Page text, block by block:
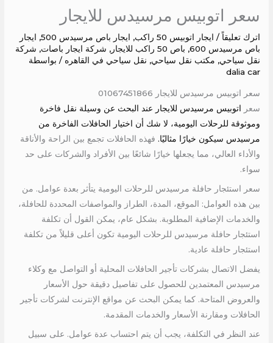
سعر اتوبيس مرسيدس للايجار
اترك تعليقاً / ايجار اتوبيس 50 راكب , ايجار باص مرسيدس 500 , ايجار
باص مرسيدس 600
, باص 50 راكب للايجار , شركة ايجار باصات, شركة
نقل سياحي, مكتب نقل سياحي, نقل سياحي في القاهره / بواسطة
dalia car
سعر اتوبيس مرسيدس للايجار 01067451866
سعر اتوبيس مرسيدس للايجار عند البحث عن وسيلة نقل فاخرة
وموثوقة للرحلات اليومية، لا شك أن اختيار الحافلات الفاخرة من
مرسيدس سيكون خيارًا مثاليًا. فهذه الحافلات تجمع بين الراحة والأناقة
والأداء العالي، مما يجعلها خيارًا شائعًا بين الأفراد والشركات على حد
سواء.
سعر استئجار حافلة مرسيدس للرحلات اليومية يتأثر بعدة عوامل. من
بين هذه العوامل: الموقع، المدة، الطراز والمواصفات المحددة للحافلة،
والخدمات الإضافية المطلوبة. بشكل عام، يمكن القول أن تكلفة
استئجار حافلة مرسيدس للرحلات اليومية تكون أعلى قليلاً من تكلفة
استئجار حافلة عادية.
يفضل الاتصال بشركات تأجير الحافلات المحلية أو التواصل مع وكلاء
مرسيدس المعتمدين للحصول على تفاصيل دقيقة حول الأسعار
والعروض المتاحة. كما يمكن البحث عن مواقع الإنترنت لشركات تأجير
الحافلات ومقارنة الأسعار والخدمات المقدمة.
عند النظر في التكلفة، يجب أن يتم احتساب عدة عوامل. على سبيل